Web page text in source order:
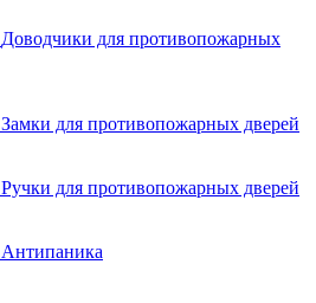
Доводчики для противопожарных
Замки для противопожарных дверей
Ручки для противопожарных дверей
Антипаника